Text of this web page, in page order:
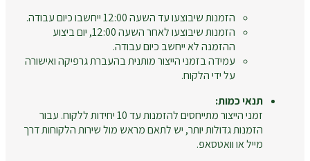
הזמנות שיבוצעו עד השעה 12:00 ייחשבו כיום עבודה.
הזמנות שיבוצעו לאחר השעה 12:00, יום ביצוע
ההזמנה לא ייחשב כיום עבודה.
עמידה בזמני הייצור מותנית בהעברת גרפיקה ואישורה
על ידי הלקוח.
תנאי כמות:
זמני הייצור מתייחסים להזמנות עד 10 יחידות ללקוח. עבור
הזמנות גדולות יותר, יש לתאם מראש מול שירות הלקוחות דרך
מייל או וואטסאפ.